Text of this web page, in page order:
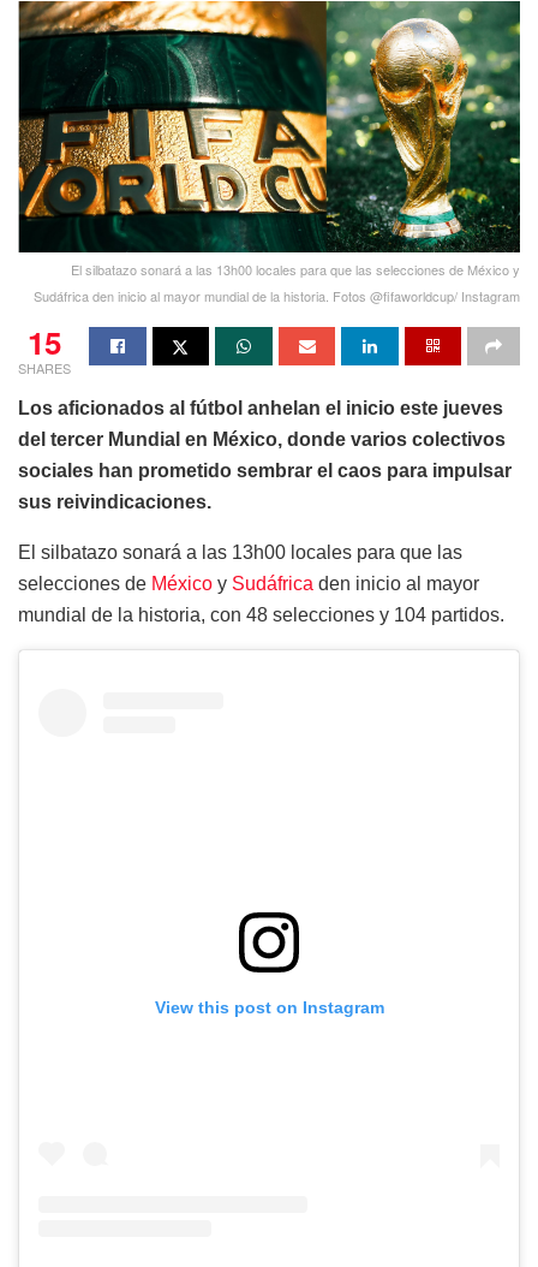
El silbatazo sonará a las 13h00 locales para que las selecciones de México y
Sudáfrica den inicio al mayor mundial de la historia. Fotos @fifaworldcup/ Instagram
15
SHARES
Los aficionados al fútbol anhelan el inicio este jueves
del tercer Mundial en México, donde varios colectivos
sociales han prometido sembrar el caos para impulsar
sus reivindicaciones.
El silbatazo sonará a las 13h00 locales para que las
selecciones de México y Sudáfrica den inicio al mayor
mundial de la historia, con 48 selecciones y 104 partidos.
View this post on Instagram